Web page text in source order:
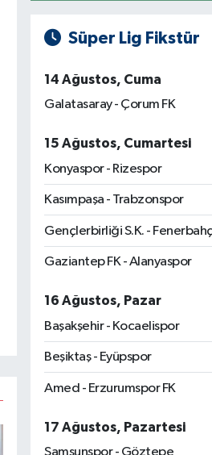
Süper Lig Fikstür
14 Ağustos, Cuma
Galatasaray - Çorum FK
15 Ağustos, Cumartesi
Konyaspor - Rizespor
Kasımpaşa - Trabzonspor
Gençlerbirliği S.K. -
Gaziantep FK - Alanyaspor
16 Ağustos, Pazar
Başakşehir - Kocaelispor
Beşiktaş - Eyüpspor
Amed - Erzurumspor FK
17 Ağustos, Pazartesi